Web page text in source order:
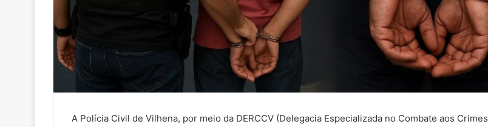
A Polícia Civil de Vilhena, por meio da DERCCV (Delegacia Especializada no Combate aos Crimes